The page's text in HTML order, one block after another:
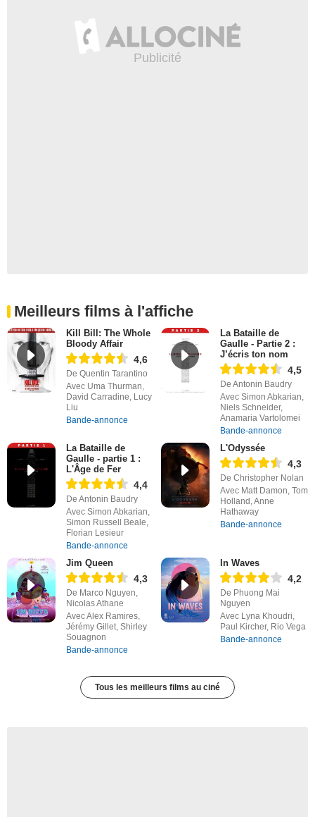
Meilleurs films à l'affiche
Kill Bill: The Whole
Bloody Affair
4,6
De Quentin Tarantino
Avec Uma Thurman,
David Carradine, Lucy
Liu
Bande-annonce
La Bataille de
Gaulle - Partie 2 :
J’écris ton nom
4,5
De Antonin Baudry
Avec Simon Abkarian,
Niels Schneider,
Anamaria Vartolomei
Bande-annonce
La Bataille de
Gaulle - partie 1 :
L'Âge de Fer
4,4
De Antonin Baudry
Avec Simon Abkarian,
Simon Russell Beale,
Florian Lesieur
Bande-annonce
L'Odyssée
4,3
De Christopher Nolan
Avec Matt Damon, Tom
Holland, Anne
Hathaway
Bande-annonce
Jim Queen
4,3
De Marco Nguyen,
Nicolas Athane
Avec Alex Ramires,
Jérémy Gillet, Shirley
Souagnon
Bande-annonce
In Waves
4,2
De Phuong Mai
Nguyen
Avec Lyna Khoudri,
Paul Kircher, Rio Vega
Bande-annonce
Tous les meilleurs films au ciné